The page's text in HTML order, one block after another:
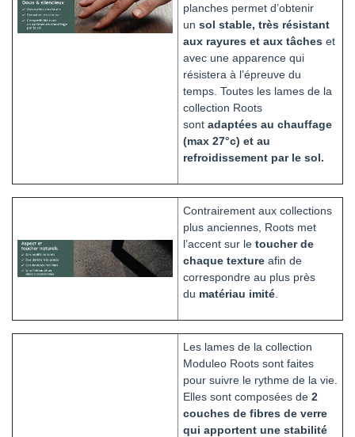
planches permet d’obtenir
un sol stable, très résistant
aux rayures et aux tâches et
avec une apparence qui
résistera à l’épreuve du
temps. Toutes les lames de la
collection Roots
sont adaptées au chauffage
(max 27°c) et au
refroidissement par le sol.
Contrairement aux collections
plus anciennes, Roots met
l’accent sur le toucher de
chaque texture afin de
correspondre au plus près
du matériau imité
Les lames de la collection
Moduleo Roots sont faites
pour suivre le rythme de la vie.
Elles sont composées de 2
couches de fibres de verre
qui apportent une stabilité